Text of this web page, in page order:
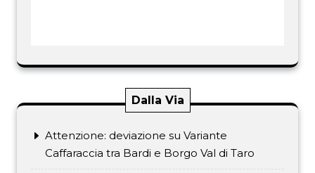
Dalla Via
Attenzione: deviazione su Variante
Caffaraccia tra Bardi e Borgo Val di Taro